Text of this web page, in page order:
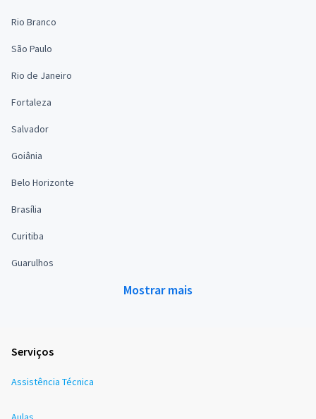
Rio Branco
São Paulo
Rio de Janeiro
Fortaleza
Salvador
Goiânia
Belo Horizonte
Brasília
Curitiba
Guarulhos
Mostrar mais
Serviços
Assistência Técnica